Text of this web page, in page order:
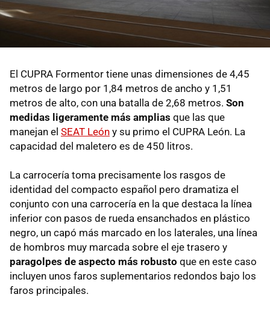
El CUPRA Formentor tiene unas dimensiones de 4,45
metros de largo por 1,84 metros de ancho y 1,51
metros de alto, con una batalla de 2,68 metros. Son
medidas ligeramente más amplias que las que
manejan el SEAT León y su primo el CUPRA León. La
capacidad del maletero es de 450 litros.
La carrocería toma precisamente los rasgos de
identidad del compacto español pero dramatiza el
conjunto con una carrocería en la que destaca la línea
inferior con pasos de rueda ensanchados en plástico
negro, un capó más marcado en los laterales, una línea
de hombros muy marcada sobre el eje trasero y
paragolpes de aspecto más robusto que en este caso
incluyen unos faros suplementarios redondos bajo los
faros principales.